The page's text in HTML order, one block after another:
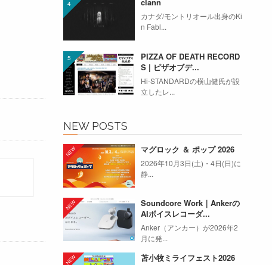
カナダ/モントリオール出身のKi
n Fabl...
PIZZA OF DEATH RECORD
S | ピザオブデ...
Hi-STANDARDの横山健氏が設
立したレ...
NEW POSTS
マグロック ＆ ポップ 2026
2026年10月3日(土)・4日(日)に
静...
Soundcore Work｜Ankerの
AIボイスレコーダ...
Anker（アンカー）が2026年2
月に発...
苫小牧ミライフェスト2026